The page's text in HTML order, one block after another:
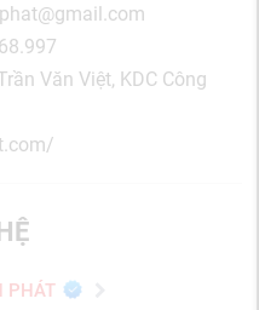
Văn Việt, KDC Công
PHÁT